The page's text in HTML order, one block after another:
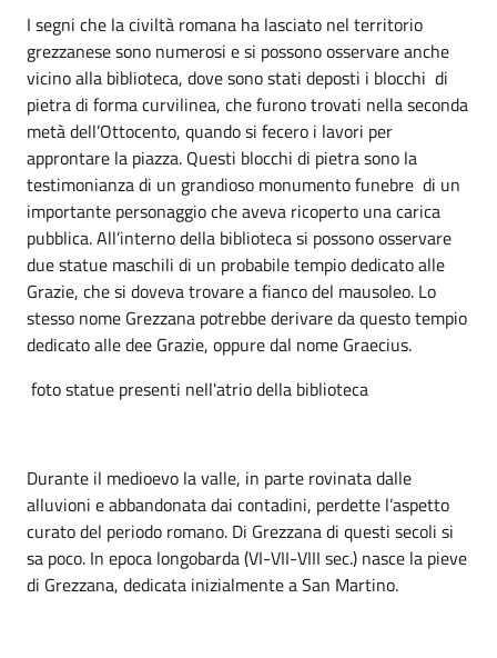
I segni che la civiltà romana ha lasciato nel territorio
grezzanese sono numerosi e si possono osservare anche
vicino alla biblioteca, dove sono stati deposti i blocchi di
pietra di forma curvilinea, che furono trovati nella seconda
metà dell’Ottocento, quando si fecero i lavori per
approntare la piazza. Questi blocchi di pietra sono la
testimonianza di un grandioso monumento funebre di un
importante personaggio che aveva ricoperto una carica
pubblica. All’interno della biblioteca si possono osservare
due statue maschili di un probabile tempio dedicato alle
Grazie, che si doveva trovare a fianco del mausoleo. Lo
stesso nome Grezzana potrebbe derivare da questo tempio
dedicato alle dee Grazie, oppure dal nome Graecius.
foto statue presenti nell'atrio della biblioteca
Durante il medioevo la valle, in parte rovinata dalle
alluvioni e abbandonata dai contadini, perdette l’aspetto
curato del periodo romano. Di Grezzana di questi secoli si
sa poco. In epoca longobarda (VI-VII-VIII sec.) nasce la pieve
di Grezzana, dedicata inizialmente a San Martino.